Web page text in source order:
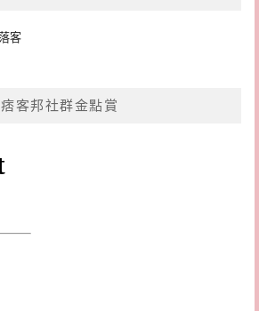
痞客邦社群金點賞